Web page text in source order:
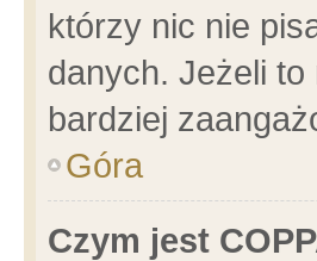
którzy nic nie
danych. Jeżeli to
bardziej
Góra
Czym jest